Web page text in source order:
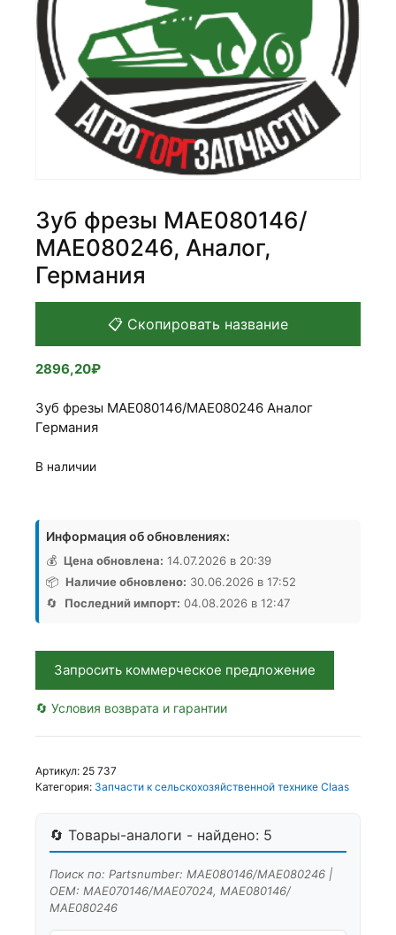
Зуб фрезы МАЕ080146/
МАЕ080246, Аналог,
Германия
📋 Скопировать название
2896,20₽
Зуб фрезы МАЕ080146/МАЕ080246 Аналог
Германия
В наличии
товара
Зуб
фрезы
МАЕ080146/
МАЕ080246,
Аналог,
Информация об обновлениях:
💰 Цена обновлена: 14.07.2026 в 20:39
📦 Наличие обновлено: 30.06.2026 в 17:52
🔄
Последний импорт: 04.08.2026 в 12:47
Запросить коммерческое предложение
🔄 Условия возврата и гарантии
Артикул: 25 737
Категория: Запчасти к сельскохозяйственной технике Claas
🔄 Товары-аналоги - найдено: 5
Поиск по: Partsnumber: МАЕ080146/МАЕ080246 |
OEM: МАЕ070146/МАЕ07024, МАЕ080146/
МАЕ080246